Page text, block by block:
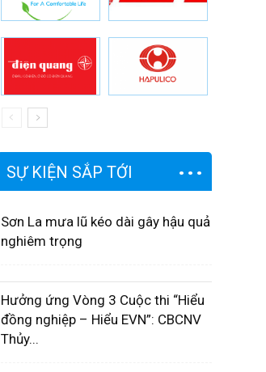
SỰ KIỆN SẮP TỚI
Sơn La mưa lũ kéo dài gây hậu quả
nghiêm trọng
Hưởng ứng Vòng 3 Cuộc thi “Hiểu
đồng nghiệp – Hiểu EVN”: CBCNV
Thủy...